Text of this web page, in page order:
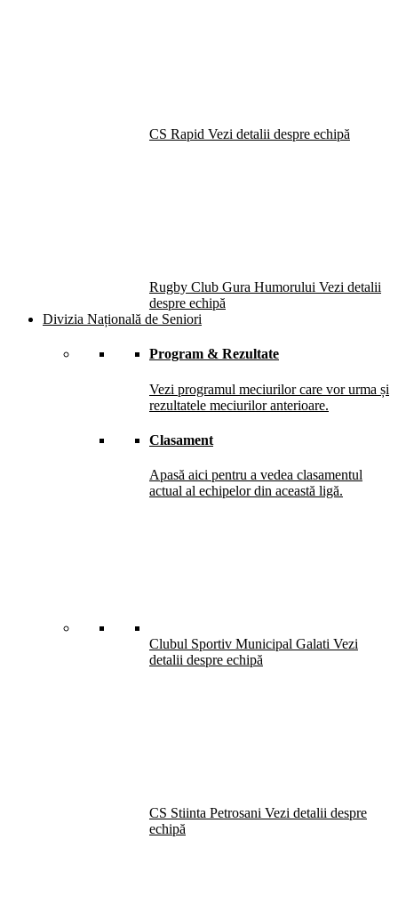
CS Rapid Vezi detalii despre echipă
Rugby Club Gura Humorului Vezi detalii
despre echipă
Divizia Națională de Seniori
Program & Rezultate
Vezi programul meciurilor care vor urma și
rezultatele meciurilor anterioare.
Clasament
Apasă aici pentru a vedea clasamentul
actual al echipelor din această ligă.
Clubul Sportiv Municipal Galati Vezi
detalii despre echipă
CS Stiinta Petrosani Vezi detalii despre
echipă